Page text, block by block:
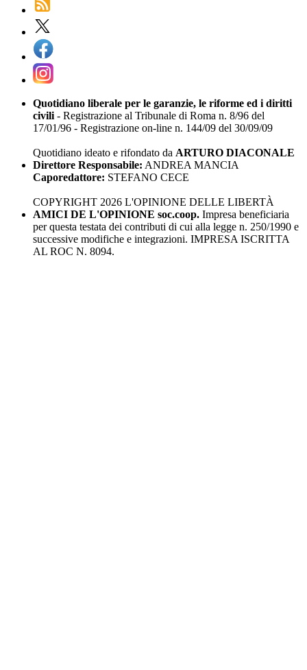
Quotidiano liberale per le garanzie, le riforme ed i diritti
civili - Registrazione al Tribunale di Roma n. 8/96 del
17/01/96 - Registrazione on-line n. 144/09 del 30/09/09
Quotidiano ideato e rifondato da ARTURO DIACONALE
Direttore Responsabile: ANDREA MANCIA
Caporedattore: STEFANO CECE
COPYRIGHT 2026 L'OPINIONE DELLE LIBERTÀ
AMICI DE L'OPINIONE soc.coop. Impresa beneficiaria
per questa testata dei contributi di cui alla legge n. 250/1990 e
successive modifiche e integrazioni. IMPRESA ISCRITTA
AL ROC N. 8094.